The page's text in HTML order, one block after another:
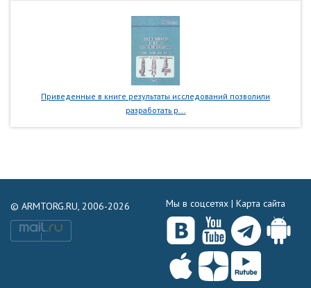
Приведенные в книге результаты исследований позволили
разработать р...
© ARMTORG.RU, 2006-2026 Мы в соцсетях | Карта сайта